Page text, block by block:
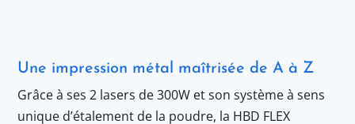
Une impression métal maîtrisée de A à Z
Grâce à ses 2 lasers de 300W et son système à sens
unique d’étalement de la poudre, la HBD FLEX